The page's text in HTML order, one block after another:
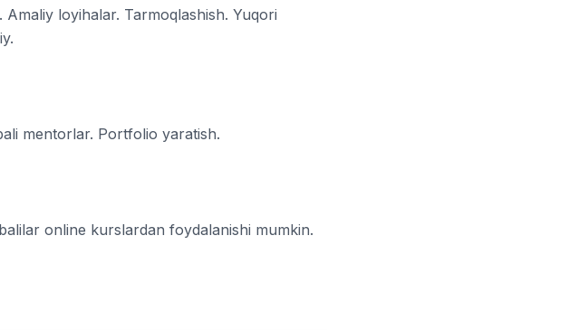
loyihalar. Tarmoqlashish. Yuqori
mentorlar. Portfolio yaratish.
online kurslardan foydalanishi mumkin.